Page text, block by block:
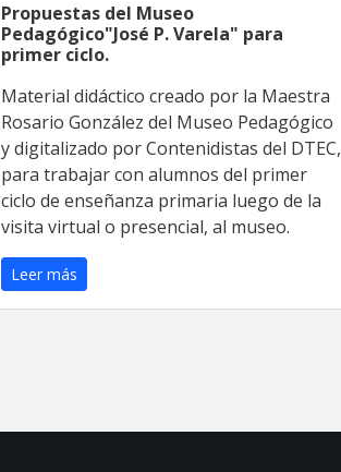
Propuestas del Museo
Pedagógico"José P. Varela" para
primer ciclo.
Material didáctico creado por la Maestra
Rosario González del Museo Pedagógico
y digitalizado por Contenidistas del DTEC,
para trabajar con alumnos del primer
ciclo de enseñanza primaria luego de la
visita virtual o presencial, al museo.
Leer más